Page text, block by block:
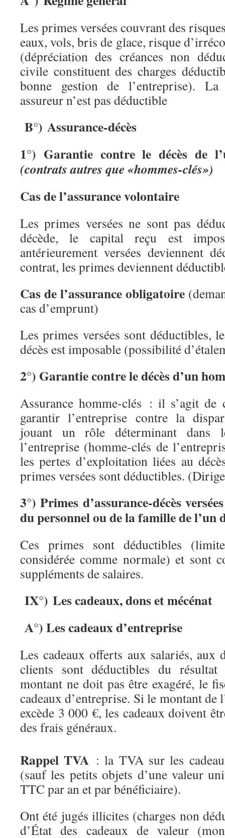
Les primes versées couvrant des
eaux, vols, bris de glace, risque
(dépréciation des créances non
civile constituent des charges
bonne gestion de l’entreprise).
assureur n’est pas déductible
B°) Assurance-décès
1°) Garantie contre le décès de
(contrats autres que «hommes-clés»)
Cas de l’assurance volontaire
Les primes versées ne sont pas
décède, le capital reçu est
antérieurement versées deviennent
contrat, les primes deviennent
Cas de l’assurance obligatoire
cas d’emprunt)
Les primes versées sont déductibles,
décès est imposable (possibilité
2°) Garantie contre le décès d’un
Assurance homme-clés : il s’agit de
garantir l’entreprise contre la
jouant un rôle déterminant dans
l’entreprise (homme-clés de
les pertes d’exploitation liées au
primes versées sont déductibles.
3°) Primes d’assurance-décès
du personnel ou de la famille de l’un
Ces primes sont déductibles
considérée comme normale) et sont
suppléments de salaires.
IX°) Les cadeaux, dons et mécénat
A°) Les cadeaux d’entreprise
Les cadeaux offerts aux salariés, aux
clients sont déductibles du résultat
montant ne doit pas être exagéré, le
cadeaux d’entreprise. Si le montant de
excède 3 000 €, les cadeaux doivent
des frais généraux.
Rappel TVA : la TVA sur les
(sauf les petits objets d’une valeur
TTC par an et par bénéficiaire).
Ont été jugés illicites (charges non
d’État des cadeaux de valeur